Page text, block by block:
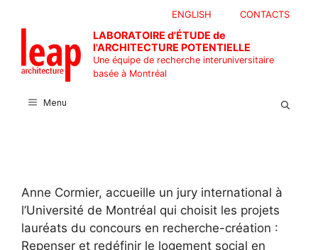
contenu
CONTACTS
ENGLISH
LABORATOIRE d'ÉTUDE de
l'ARCHITECTURE POTENTIELLE
Une équipe de recherche interuniversitaire
basée à Montréal
Menu
Anne Cormier, accueille un jury international à
l’Université de Montréal qui choisit les projets
lauréats du concours en recherche-création :
Repenser et redéfinir le logement social en